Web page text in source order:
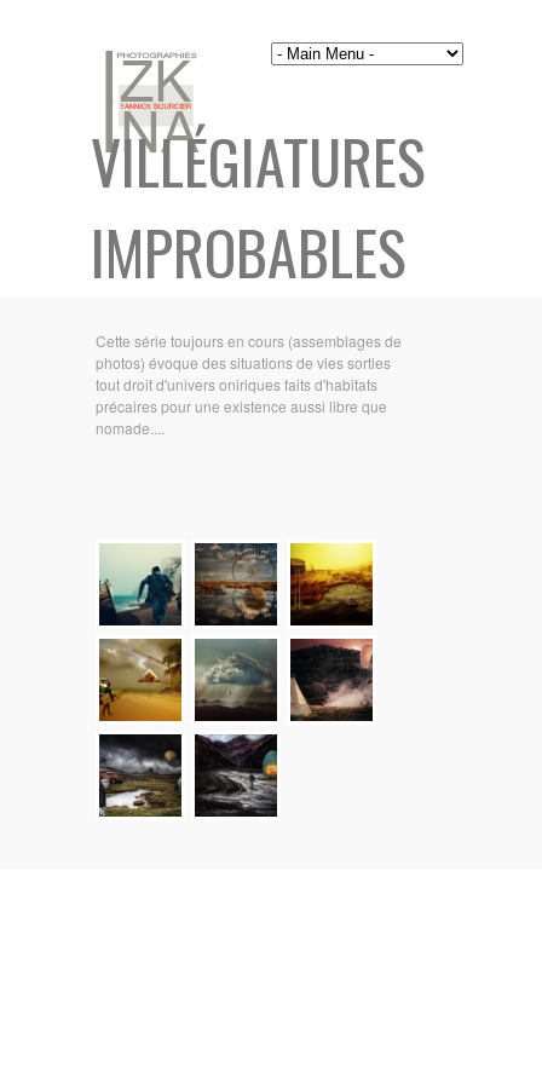
VILLÉGIATURES
IMPROBABLES
Cette série toujours en cours (assemblages de
photos) évoque des situations de vies sorties
tout droit d'univers oniriques faits d'habitats
précaires pour une existence aussi libre que
nomade....